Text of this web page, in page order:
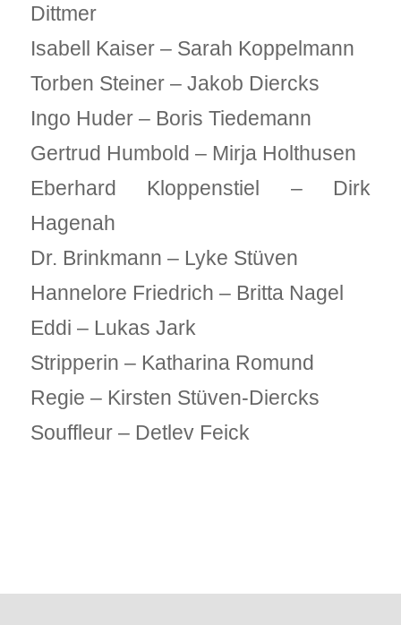
Dittmer
Isabell Kaiser – Sarah Koppelmann
Torben Steiner – Jakob Diercks
Ingo Huder – Boris Tiedemann
Gertrud Humbold – Mirja Holthusen
Eberhard Kloppenstiel – Dirk
Hagenah
Dr. Brinkmann – Lyke Stüven
Hannelore Friedrich – Britta Nagel
Eddi – Lukas Jark
Stripperin – Katharina Romund
Regie – Kirsten Stüven-Diercks
Souffleur – Detlev Feick